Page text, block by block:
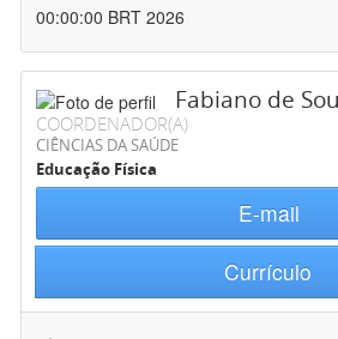
00:00:00 BRT 2026
Fabiano de
COORDENADOR(A)
CIÊNCIAS DA SAÚDE
Educação Física
E-mail
Currículo